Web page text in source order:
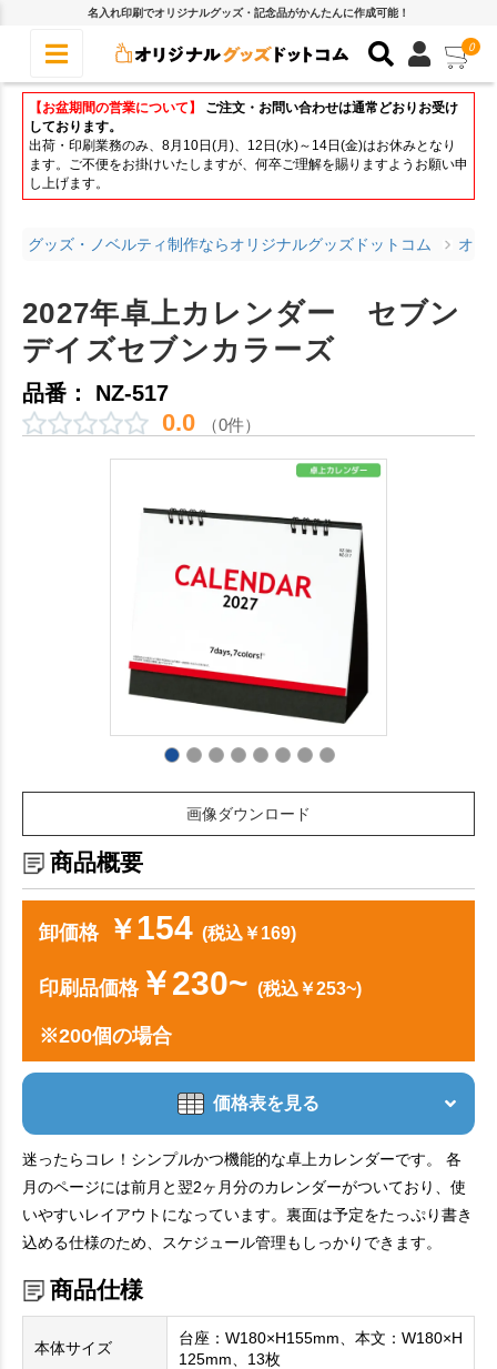
名入れ印刷でオリジナルグッズ・記念品がかんたんに作成可能！
0
【お盆期間の営業について】
ご注文・お問い合わせは通常どおりお受け
しております。
出荷・印刷業務のみ、8月10日(月)、12日(水)～14日(金)はお休みとなり
ます。ご不便をお掛けいたしますが、何卒ご理解を賜りますようお願い申
し上げます。
グッズ・ノベルティ制作ならオリジナルグッズドットコム オリ
2027年卓上カレンダー セブン
デイズセブンカラーズ
品番： NZ-517
0.0 （0件）
画像ダウンロード
商品概要
卸価格 ￥154 (税込￥169)
印刷品価格￥230~ (税込￥253~)
※200個の場合
価格表を見る
迷ったらコレ！シンプルかつ機能的な卓上カレンダーです。 各
月のページには前月と翌2ヶ月分のカレンダーがついており、使
いやすいレイアウトになっています。裏面は予定をたっぷり書き
込める仕様のため、スケジュール管理もしっかりできます。
商品仕様
本体サイズ
台座：W180×H155mm、本文：W180×H
125mm、13枚